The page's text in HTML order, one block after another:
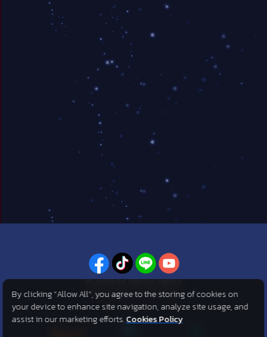
PLAYPARK SOCIAL MEDIA
ไม่พลาดทุกข่าวสารจาก PlayPark
By clicking “Allow All”, you agree to the storing of cookies on
your device to enhance site navigation, analyze site usage, and
assist in our marketing efforts.Cookies Policy